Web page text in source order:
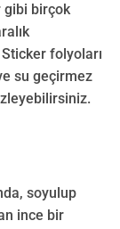
gibi birçok
Sticker folyoları
su geçirmez
soyulup
ince bir